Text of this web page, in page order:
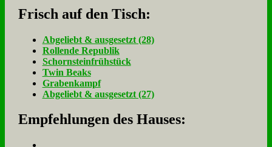
Frisch auf den Tisch:
Ab­ge­liebt & aus­ge­setzt (28)
Rol­len­de Re­pu­blik
Schorn­stein­früh­stück
Twin Beaks
Gra­ben­kampf
Ab­ge­liebt & aus­ge­setzt (27)
Empfehlungen des Hauses: